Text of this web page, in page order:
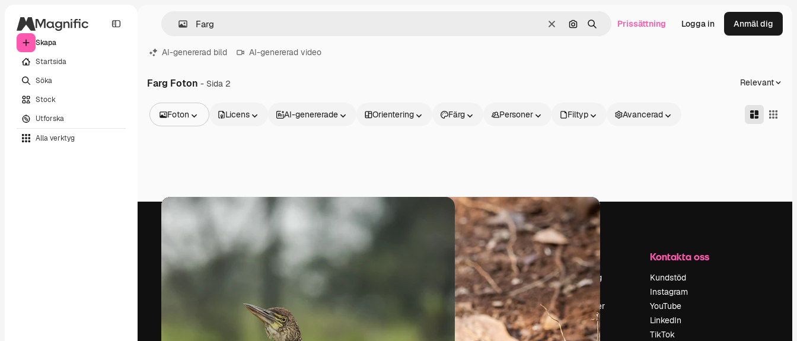
Skapa
Startsida
Söka
Stock
Utforska
Alla verktyg
RensaSök efter bild
Söka Prissättning Logga in Anmäl dig
AI-genererad bild AI-genererad video
Farg Foton - Sida 2 Relevant
Foton
Videor
Filmmaterial
Videomallar
Teckensnitt
Licens AI-genererade Orientering Färg Personer Filtyp Avancerad
Den kreativa plattformen för att förverkliga
byråer och studior.
AI-videogenerator
Kom igång
Academy
Dokumentation
Support
Användarvillkor
Integritetspolicy
Företag
Prissättning
Om oss
Recensioner
Karriär
Söktrender
Kontakta oss
Kundstöd
Instagram
YouTube
LinkedIn
TikTok